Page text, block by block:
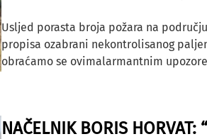
Usljed porasta broja požara na
propisa ozabrani nekontrolisanog
obraćamo se ovimalarmantnim
NAČELNIK BORIS HORVAT: